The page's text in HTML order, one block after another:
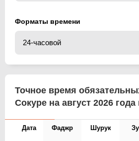
Форматы времени
Точное время
Сокуре на август 2026
Дата Фаджр Шурук